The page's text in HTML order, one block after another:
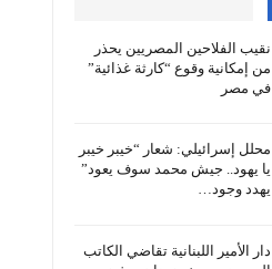
نقيب الفلاحين المصريين يحذر
من إمكانية وقوع “كارثة غذائية”
في مصر
محلل إسرائيلي: شعار “خيبر خيبر
يا يهود.. جيش محمد سوف يعود”
يهدد وجود…
دار الأمير اللبنانية تقاضي الكاتب